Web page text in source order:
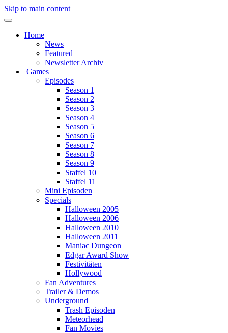
Skip to main content
Home
News
Featured
Newsletter Archiv
Games
Episodes
Season 1
Season 2
Season 3
Season 4
Season 5
Season 6
Season 7
Season 8
Season 9
Staffel 10
Staffel 11
Mini Episoden
Specials
Halloween 2005
Halloween 2006
Halloween 2010
Halloween 2011
Maniac Dungeon
Edgar Award Show
Festivitäten
Hollywood
Fan Adventures
Trailer & Demos
Underground
Trash Episoden
Meteorhead
Fan Movies